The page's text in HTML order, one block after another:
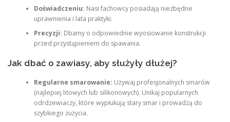
Doświadczeniu: Nasi fachowcy posiadają niezbędne
uprawnienia i lata praktyki.
Precyzji: Dbamy o odpowiednie wyosiowanie konstrukcji
przed przystąpieniem do spawania.
Jak dbać o zawiasy, aby służyły dłużej?
Regularne smarowanie: Używaj profesjonalnych smarów
(najlepiej litowych lub silikonowych). Unikaj popularnych
odrdzewiaczy, które wypłukują stary smar i prowadzą do
szybkiego zużycia.